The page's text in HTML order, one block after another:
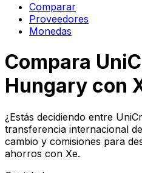
Comparar
Proveedores
Monedas
Compara
Hungary con
¿Estás decidiendo entre
transferencia internacional
cambio y comisiones para
ahorros con Xe.